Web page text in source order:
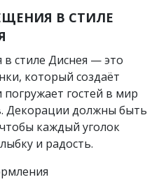
В СТИЛЕ
стиле Диснея — это
который создаёт
гостей в мир
Декорации должны быть
каждый уголок
и радость.